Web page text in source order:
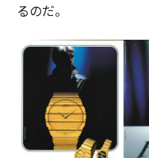
るのだ。